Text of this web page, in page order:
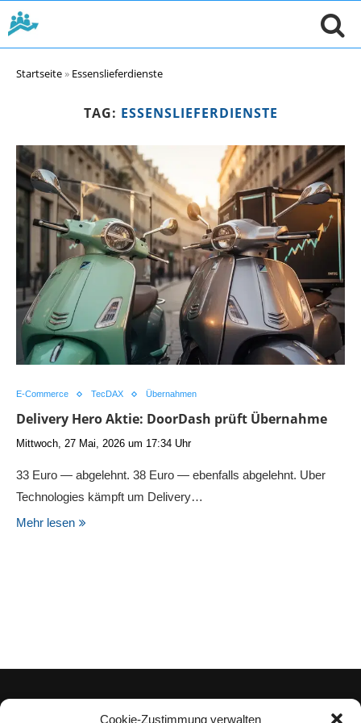
Cookie-Zustimmung verwalten
Startseite» Essenslieferdienste
TAG: ESSENSLIEFERDIENSTE
E-Commerce TecDAX Übernahmen
Delivery Hero Aktie: DoorDash prüft Übernahme
Mittwoch, 27 Mai, 2026 um 17:34 Uhr
33 Euro — abgelehnt. 38 Euro — ebenfalls abgelehnt. Uber
Technologies kämpft um Delivery…
Mehr lesen